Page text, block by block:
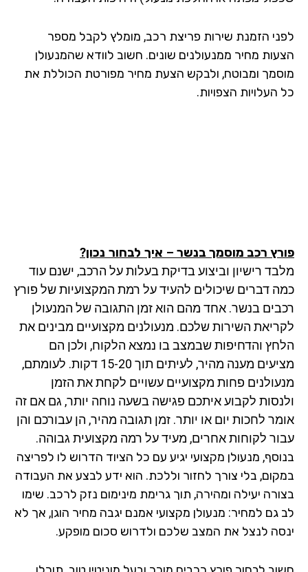
הזמנת שירות פריצת רכב, מומלץ לקבל מספר
מחיר ממנעולנים שונים. חשוב לוודא שהמנעולן
ומבוטח, ולבקש הצעת מחיר מפורטת הכוללת את
העלויות הצפויות.
רכב מוסמךבנשר– איך לבחור נכון?
רישיון וביצוע בדיקת בעלות על הרכב, ישנם עוד
דברים שיכולים להעיד על רמת המקצועיות של פורץ
בנשר. אחד מהם הוא זמן התגובה של המנעולן
השירות שלכם. מנעולנים מקצועיים מבינים את
והדחיפות שבמצב בו נמצא הלקוח, ולכן הם
מציעים מענה מהיר, לעיתים תוך 15-20 דקות. לעומתם,
פחות מקצועיים עשויים לקחת את הזמן
לקבוע איתכם פגישה בשעה נוחה יותר, גם אם זה
לחכות יום או יותר. זמן תגובה מהיר, הן עבורכם והן
לקוחות אחרים, מעיד על רמה מקצועית גבוהה.
מנעולן מקצועי יגיע עם כל הציוד הדרוש לו לפריצה
בלי צורך לחזור וללכת. הוא ידע לבצע את העבודה
יעילה ומהירה, תוך גרימת מינימום נזק לרכב. שימו
גם למחיר: מנעולן מקצועי אמנם יגבה מחיר הוגן, אך לא
לנצל את המצב שלכם ולדרוש סכום מופקע.